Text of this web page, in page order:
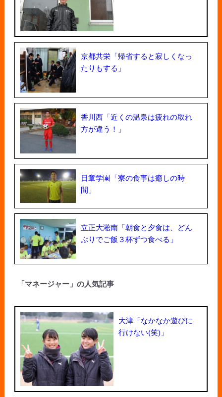
京都共栄「帰省すると寂しくなっ
たりもする」
香川西「近くの温泉は疲れの取れ
方が違う！」
日章学園「寮の食事は癒しの時
間」
立正大淞南「朝食と夕食は、どん
ぶりでご飯３杯ずつ食べる」
「マネージャー」の人気記事
大津「なかなか遊びに
行けない(笑)」